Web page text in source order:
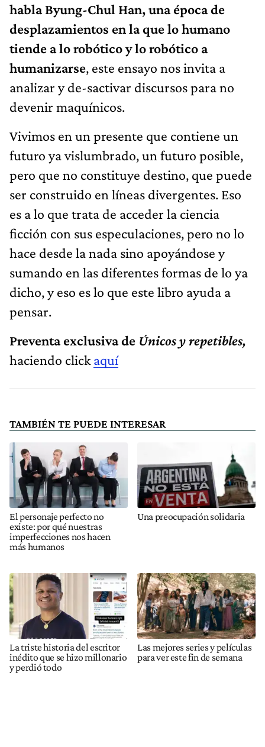
habla Byung-Chul Han, una época de
desplazamientos en la que lo humano
tiende a lo robótico y lo robótico a
humanizarse, este ensayo nos invita a
analizar y de-sactivar discursos para no
devenir maquínicos.
Vivimos en un presente que contiene un
futuro ya vislumbrado, un futuro posible,
pero que no constituye destino, que puede
ser construido en líneas divergentes. Eso
es a lo que trata de acceder la ciencia
ficción con sus especulaciones, pero no lo
hace desde la nada sino apoyándose y
sumando en las diferentes formas de lo ya
dicho, y eso es lo que este libro ayuda a
pensar.
Preventa exclusiva de Únicos y repetibles,
haciendo click aquí
TAMBIÉN TE PUEDE INTERESAR
El personaje perfecto no
existe: por qué nuestras
imperfecciones nos hacen
más humanos
Una preocupación solidaria
La triste historia del escritor
inédito que se hizo millonario
y perdió todo
Las mejores series y películas
para ver este fin de semana